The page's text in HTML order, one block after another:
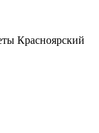
Красноярский